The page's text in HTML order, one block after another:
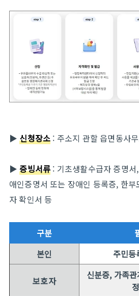
▶신청장소 : 주소지 관할 읍면동사
▶증빙서류 : 기초생활수급자 증명
애인증명서 또는 장애인 등록증, 한
자 확인서 등
구분
본인
주민
보호자
신분증, 가족